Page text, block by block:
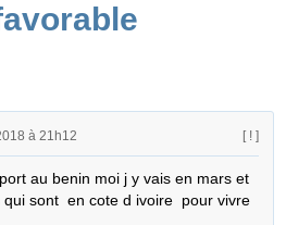
à 21h12 [ ! ]
au benin moi j y vais en mars et
sont  en cote d ivoire  pour vivre